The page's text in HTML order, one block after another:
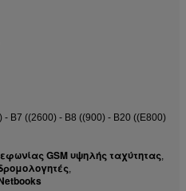
- Β7 ((2600) - Β8 ((900) - Β20 ((E800)
GSM υψηλής ταχύτητας,
,